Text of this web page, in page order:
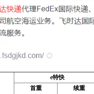
e特快
首重
续重